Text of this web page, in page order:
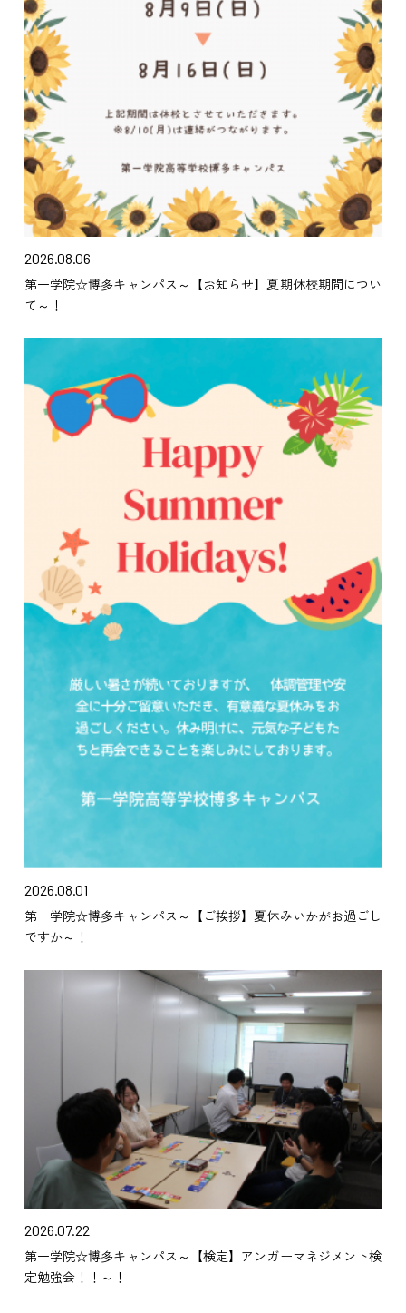
2026.08.06
第一学院☆博多キャンパス～【お知らせ】夏期休校期間につい
て～！
2026.08.01
第一学院☆博多キャンパス～【ご挨拶】夏休みいかがお過ごし
ですか～！
2026.07.22
第一学院☆博多キャンパス～【検定】アンガーマネジメント検
定勉強会！！～！